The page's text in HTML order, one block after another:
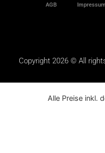
AGB Impressum
Copyright 2026 © All
Alle Preise inkl.